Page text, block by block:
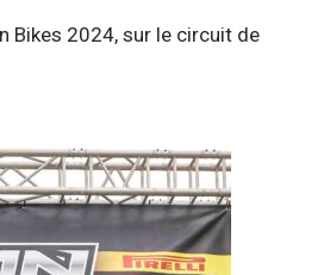
Bikes 2024, sur le circuit de